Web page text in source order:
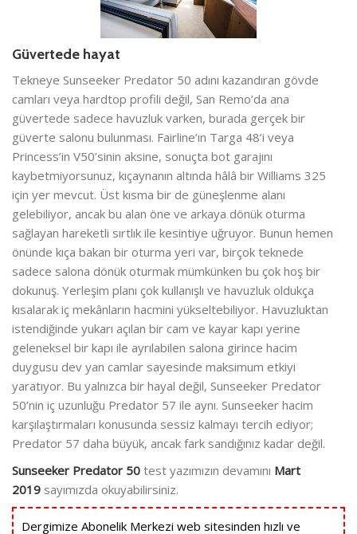
Güvertede hayat
Tekneye Sunseeker Predator 50 adını kazandıran gövde
camları veya hardtop profili değil, San Remo’da ana
güvertede sadece havuzluk varken, burada gerçek bir
güverte salonu bulunması. Fairline’ın Targa 48’i veya
Princess’in V50’sinin aksine, sonuçta bot garajını
kaybetmiyorsunuz, kıçaynanın altında hâlâ bir Williams 325
için yer mevcut. Üst kısma bir de güneşlenme alanı
gelebiliyor, ancak bu alan öne ve arkaya dönük oturma
sağlayan hareketli sırtlık ile kesintiye uğruyor. Bunun hemen
önünde kıça bakan bir oturma yeri var, birçok teknede
sadece salona dönük oturmak mümkünken bu çok hoş bir
dokunuş. Yerleşim planı çok kullanışlı ve havuzluk oldukça
kısalarak iç mekânların hacmini yükseltebiliyor. Havuzluktan
istendiğinde yukarı açılan bir cam ve kayar kapı yerine
geleneksel bir kapı ile ayrılabilen salona girince hacim
duygusu dev yan camlar sayesinde maksimum etkiyi
yaratıyor. Bu yalnızca bir hayal değil, Sunseeker Predator
50’nin iç uzunluğu Predator 57 ile aynı. Sunseeker hacim
karşılaştırmaları konusunda sessiz kalmayı tercih ediyor;
Predator 57 daha büyük, ancak fark sandığınız kadar değil.
Sunseeker Predator 50 test yazımızın devamını Mart
2019 sayımızda okuyabilirsiniz.
Dergimize Abonelik Merkezi web sitesinden hızlı ve